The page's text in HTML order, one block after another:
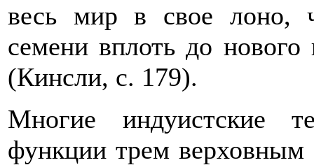
весь мир в свое лоно,
семени вплоть до
(Кинсли, с. 179).
Многие индуистские
функции трем